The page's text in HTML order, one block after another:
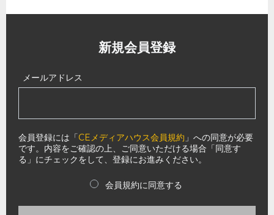
新規会員登録
メールアドレス
会員登録には「CEメディアハウス会員規約 」への同意が必要
です。内容をご確認の上、ご同意いただける場合「同意す
る」にチェックをして、登録にお進みください。
会員規約に同意する